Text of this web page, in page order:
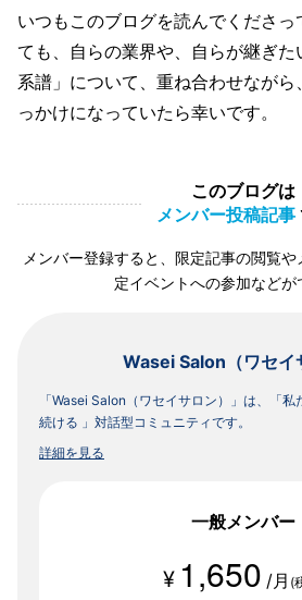
いつもこのブログを読んでくださ
ても、自らの業界や、自らが継ぎ
系譜」について、重ね合わせながら
っかけになっていたら幸いです。
このブログは
メンバー投稿記事
メンバー登録すると、限定記事の閲覧
定イベントへの参加などが
Wasei Salon（ワセイ
「Wasei Salon（ワセイサロン）」は、「私
続ける 」対話型コミュニティです。
詳細を見る
一般メンバー
¥ 1,650 /月 (